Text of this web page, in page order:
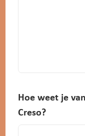
Hoe weet je
Creso?